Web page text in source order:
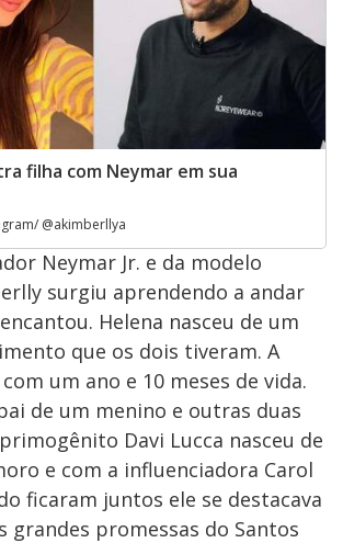
filha com Neymar em sua
@akimberllya
Neymar Jr. e da modelo
surgiu aprendendo a andar
Helena nasceu de um
que os dois tiveram. A
um ano e 10 meses de vida.
de um menino e outras duas
Davi Lucca nasceu de
e com a influenciadora Carol
ficaram juntos ele se destacava
grandes promessas do Santos